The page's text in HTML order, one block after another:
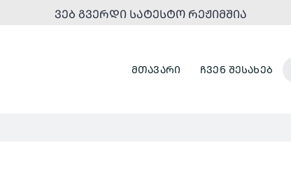
ᲕᲔᲑ ᲒᲕᲔᲠᲓᲘ ᲡᲐᲢᲔᲡᲢᲝ ᲠᲔᲟᲘᲛᲨᲘᲐ
ᲛᲗᲐᲕᲐᲠᲘ ᲩᲕᲔᲜ ᲨᲔᲡᲐᲮᲔᲑ